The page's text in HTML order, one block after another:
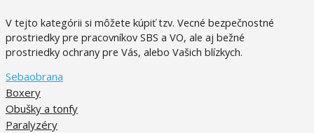
V tejto kategórii si môžete kúpiť tzv. Vecné bezpečnostné
prostriedky pre pracovníkov SBS a VO, ale aj bežné
prostriedky ochrany pre Vás, alebo Vašich blízkych.
Sebaobrana
Boxery
Obušky a tonfy
Paralyzéry